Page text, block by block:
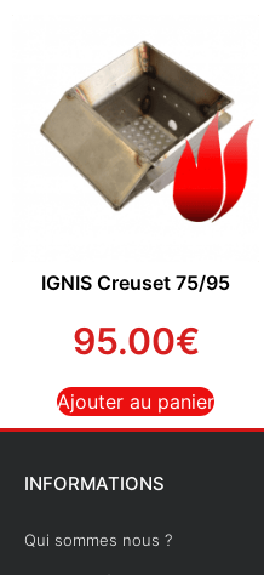
IGNIS Creuset 75/95
95.00€
Ajouter au panier
INFORMATIONS
Qui sommes nous ?